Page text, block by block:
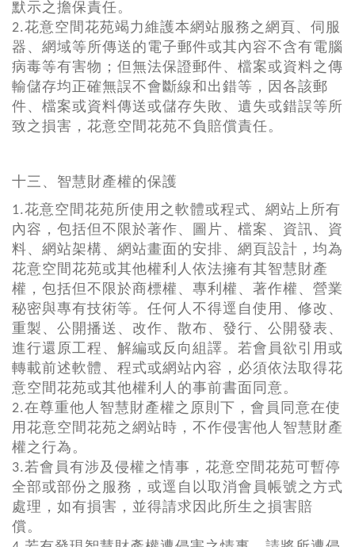
默示之擔保責任。
2.花意空間花苑竭力維護本網站服務之網頁、伺服
器、網域等所傳送的電子郵件或其內容不含有電腦
病毒等有害物；但無法保證郵件、檔案或資料之傳
輸儲存均正確無誤不會斷線和出錯等，因各該郵
件、檔案或資料傳送或儲存失敗、遺失或錯誤等所
致之損害，花意空間花苑不負賠償責任。
十三、智慧財產權的保護
1.花意空間花苑所使用之軟體或程式、網站上所有
內容，包括但不限於著作、圖片、檔案、資訊、資
料、網站架構、網站畫面的安排、網頁設計，均為
花意空間花苑或其他權利人依法擁有其智慧財產
權，包括但不限於商標權、專利權、著作權、營業
秘密與專有技術等。任何人不得逕自使用、修改、
重製、公開播送、改作、散布、發行、公開發表、
進行還原工程、解編或反向組譯。若會員欲引用或
轉載前述軟體、程式或網站內容，必須依法取得花
意空間花苑或其他權利人的事前書面同意。
2.在尊重他人智慧財產權之原則下，會員同意在使
用花意空間花苑之網站時，不作侵害他人智慧財產
權之行為。
3.若會員有涉及侵權之情事，花意空間花苑可暫停
全部或部份之服務，或逕自以取消會員帳號之方式
處理，如有損害，並得請求因此所生之損害賠
償。